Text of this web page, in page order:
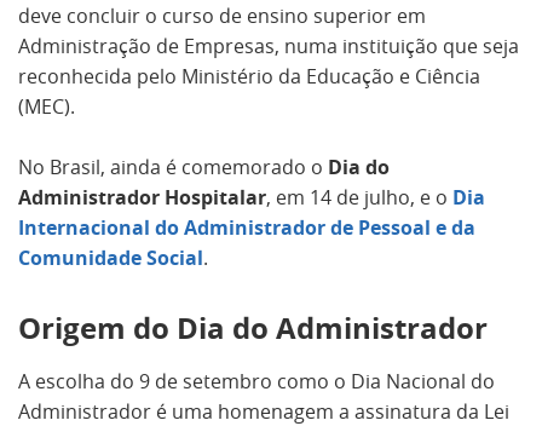
deve concluir o curso de ensino superior em
Administração de Empresas, numa instituição que seja
reconhecida pelo Ministério da Educação e Ciência
(MEC).
No Brasil, ainda é comemorado o Dia do
Administrador Hospitalar, em 14 de julho, e o Dia
Internacional do Administrador de Pessoal e da
Comunidade Social.
Origem do Dia do Administrador
A escolha do 9 de setembro como o Dia Nacional do
Administrador é uma homenagem a assinatura da Lei